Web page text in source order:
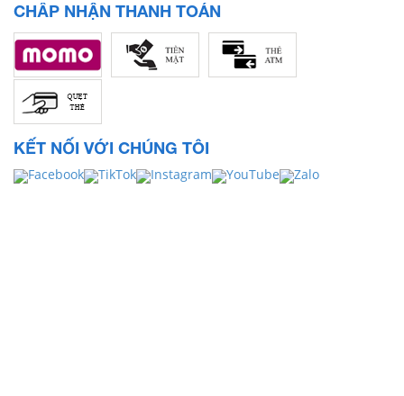
CHẤP NHẬN THANH TOÁN
KẾT NỐI VỚI CHÚNG TÔI